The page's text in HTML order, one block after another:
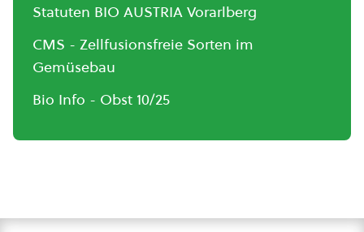
Statuten BIO AUSTRIA Vorarlberg
CMS - Zellfusionsfreie Sorten im
Gemüsebau
Bio Info - Obst 10/25